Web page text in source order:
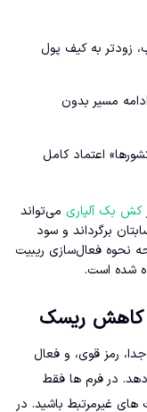
زودتر به کیف پول
مسیر بدون
اعتماد کامل
کش بک آلپاری می‌تواند
برگرداند و سود
نحوه فعال‌سازی ریبیت
شده است.
کاهش ریسک
رمز قوی، و فعال
در فرم ها فقط
های غیرمرتبط باشید. در